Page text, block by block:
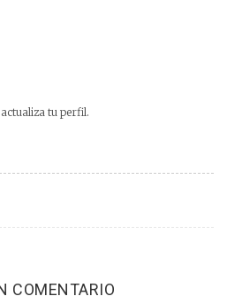
tu perfil.
COMENTARIO